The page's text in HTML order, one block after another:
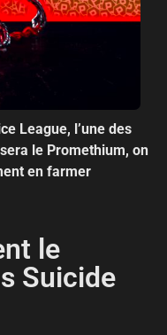
League, l’une des
le Promethium, on
en farmer
le
Suicide